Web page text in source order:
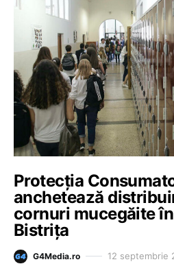
Protecția
anchetează
cornuri mucegăite
Bistrița
G4Media.ro 12 septembrie